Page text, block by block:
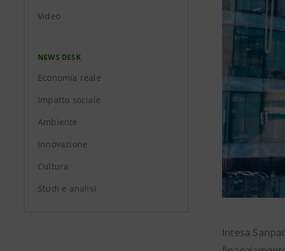
Video
NEWS DESK
Economia reale
Impatto sociale
Ambiente
Innovazione
Cultura
Studi e analisi
Intesa